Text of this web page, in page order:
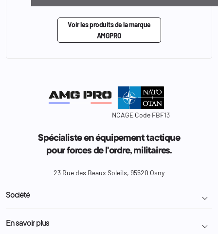
Voir les produits de la marque
AMGPRO
NCAGE Code FBF13
Spécialiste en équipement tactique
pour forces de l'ordre, militaires.
23 Rue des Beaux Soleils, 95520 Osny
Société 
Livraison et retour colis
En savoir plus 